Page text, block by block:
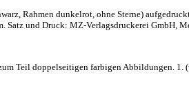
Rahmen dunkelrot, ohne Sterne)
und Druck: MZ-Verlagsdruckerei GmbH,
Teil doppelseitigen farbigen Abbildungen.